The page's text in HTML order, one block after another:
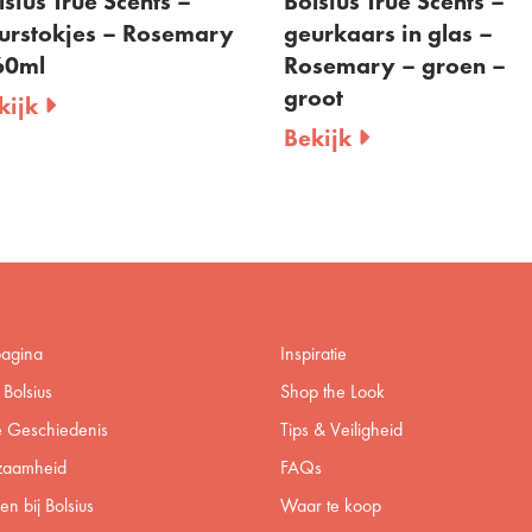
– Rosemary
geurkaars in glas –
Rosemary – groen –
groot
Bekijk
bij Bolsius
Inspiratie
Shop the Look
Tips & Veiligheid
FAQs
Waar te koop